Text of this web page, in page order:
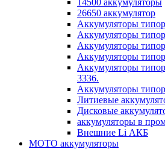
14500 аккумуляторы
26650 аккумулятор
Аккумуляторы
Аккумуляторы
Аккумуляторы
Аккумуляторы
Аккумуляторы
3336.
Аккумуляторы
Литиевые
Дисковые
аккумуляторы в
Внешние Li АКБ
МОТО аккумуляторы